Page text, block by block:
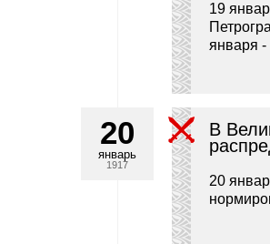
19
января
20
январь
1917
В
20